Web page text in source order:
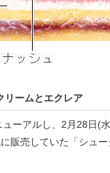
リームとエクレア
ーアルし、2月28日(
販売していた「シュ